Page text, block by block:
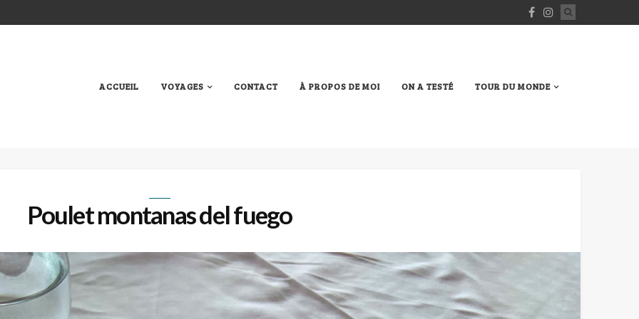
ACCUEIL VOYAGES CONTACT À PROPOS DE MOI ON A TESTÉ TOUR DU MONDE
Poulet montanas del fuego